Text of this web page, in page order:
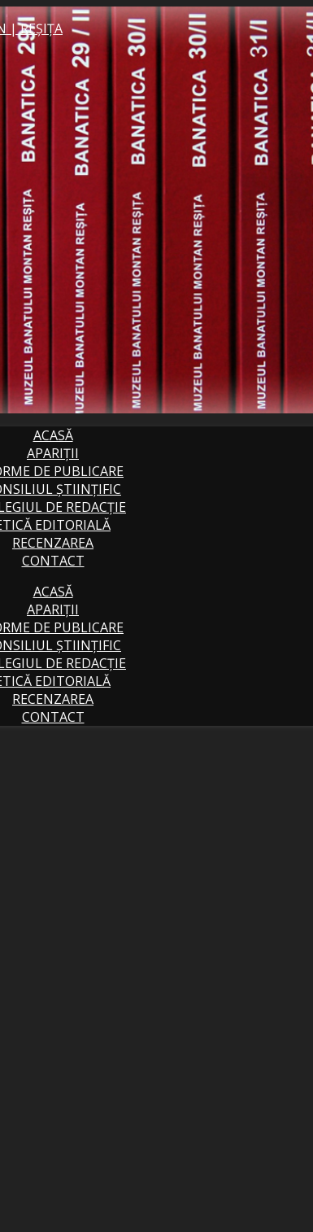
| REȘIȚA
ACASĂ
APARIȚII
DE PUBLICARE
ȘTIINȚIFIC
DE REDACȚIE
EDITORIALĂ
RECENZAREA
CONTACT
ACASĂ
APARIȚII
DE PUBLICARE
ȘTIINȚIFIC
DE REDACȚIE
EDITORIALĂ
RECENZAREA
CONTACT